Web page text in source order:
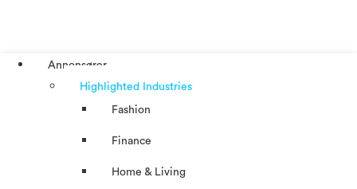
Annonsører
Highlighted Industries
Fashion
Finance
Home & Living